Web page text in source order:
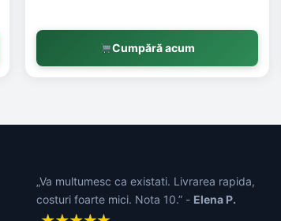
Cumpără acum
„Va multumesc ca existati. Livrarea rapida,
costuri foarte mici. Nota 10.” - Elena P.